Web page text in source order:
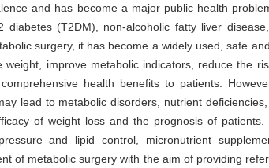
and has become a major public health
(T2DM), non-alcoholic fatty liver
surgery, it has become a widely used, safe
improve metabolic indicators, reduce the
health benefits to patients.
lead to metabolic disorders, nutrient
of weight loss and the prognosis of
and lipid control, micronutrient
of metabolic surgery with the aim of providing